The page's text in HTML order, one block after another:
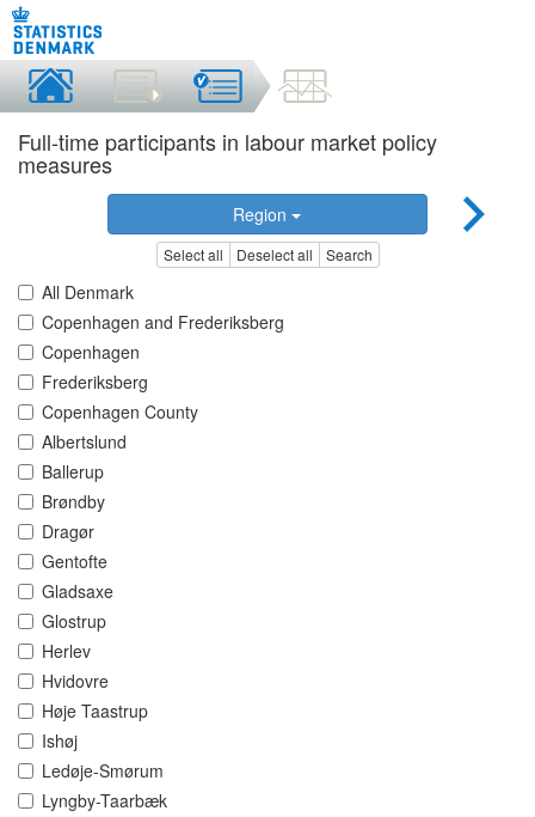
Full-time participants in labour market policy
measures
Region
Select all Deselect all Search
All Denmark
Copenhagen and Frederiksberg
Copenhagen
Frederiksberg
Copenhagen County
Albertslund
Ballerup
Brøndby
Dragør
Gentofte
Gladsaxe
Glostrup
Herlev
Hvidovre
Høje Taastrup
Ishøj
Ledøje-Smørum
Lyngby-Taarbæk